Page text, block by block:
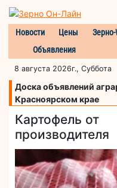
Новости Цены
Объявления
8 августа 2026г., Суббота
Доска объявлений
Красноярском крае
Картофель от
производителя